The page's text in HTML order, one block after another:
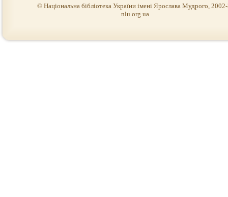
© Національна бібліотека України імені Ярослава Мудрого,
nlu.org.ua